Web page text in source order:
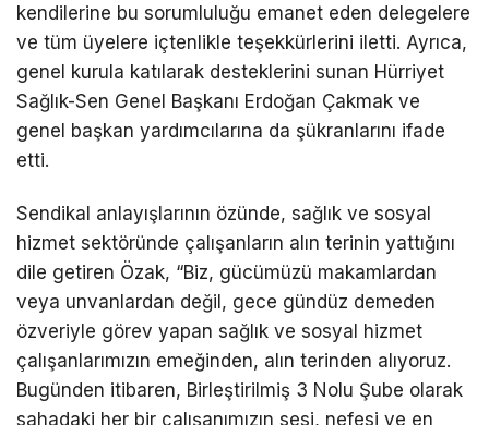
kendilerine bu sorumluluğu emanet eden delegelere
ve tüm üyelere içtenlikle teşekkürlerini iletti. Ayrıca,
genel kurula katılarak desteklerini sunan Hürriyet
Sağlık-Sen Genel Başkanı Erdoğan Çakmak ve
genel başkan yardımcılarına da şükranlarını ifade
etti.
Sendikal anlayışlarının özünde, sağlık ve sosyal
hizmet sektöründe çalışanların alın terinin yattığını
dile getiren Özak, “Biz, gücümüzü makamlardan
veya unvanlardan değil, gece gündüz demeden
özveriyle görev yapan sağlık ve sosyal hizmet
çalışanlarımızın emeğinden, alın terinden alıyoruz.
Bugünden itibaren, Birleştirilmiş 3 Nolu Şube olarak
sahadaki her bir çalışanımızın sesi, nefesi ve en